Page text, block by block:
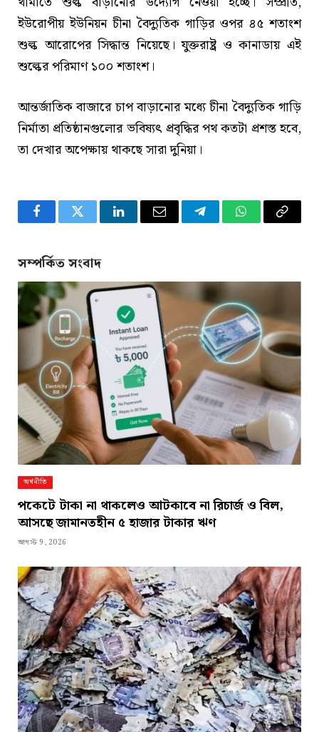
ইউরোপীয় ইউনিয়ন চীনা বৈদ্যুতিক গাড়ির ওপর ৪৫ শতাংশ
শুল্ক আরোপের সিদ্ধান্ত নিয়েছে। যুক্তরাষ্ট্র ও কানাডায় এই
শুল্কের পরিমাণ ১০০ শতাংশ।
আন্তর্জাতিক বাজারে চাপ বাড়ানোর মধ্যে চীনা বৈদ্যুতিক গাড়ি
নির্মাতা প্রতিষ্ঠানগুলোর ভবিষ্যৎ প্রবৃদ্ধির পথ কতটা প্রশস্ত হবে,
তা দেখার অপেক্ষায় থাকছে সারা দুনিয়া।
FacebookTwitter LinkedInEmail TelegramWhatsApp
Copy
সম্পর্কিত সংবাদ
অর্থনীতি
পকেটে টাকা না থাকলেও আটকাবে না রিচার্জ ও বিল,
আসছে জামানতহীন ৫ হাজার টাকার ঋণ
আগস্ট 9, 2026